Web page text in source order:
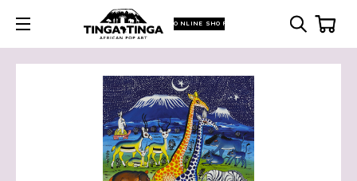
ONLINE SHOP